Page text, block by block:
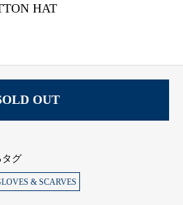
HAT
OUT
タグ
& SCARVES